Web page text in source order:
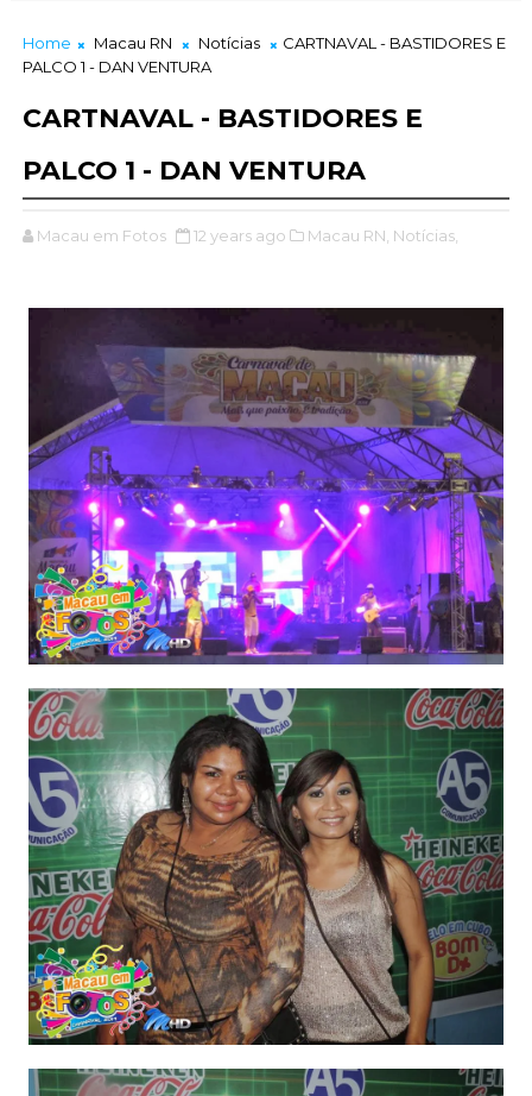
Home Macau RN Notícias
CARTNAVAL - BASTIDORES E
PALCO 1 - DAN VENTURA
CARTNAVAL - BASTIDORES E
PALCO 1 - DAN VENTURA
Macau em Fotos 12 years ago Macau RN, Notícias,